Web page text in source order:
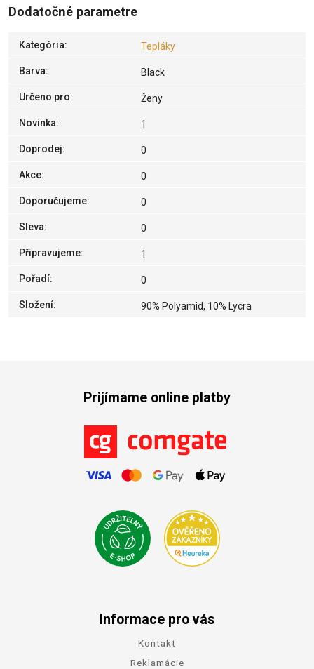
Dodatočné parametre
Kategória: Tepláky
Barva: Black
Určeno pro: Ženy
Novinka: 1
Doprodej: 0
Akce: 0
Doporučujeme: 0
Sleva: 0
Připravujeme: 1
Pořadí: 0
Složení: 90% Polyamid, 10% Lycra
Prijímame online platby
Informace pro vás
Kontakt
Reklamácie